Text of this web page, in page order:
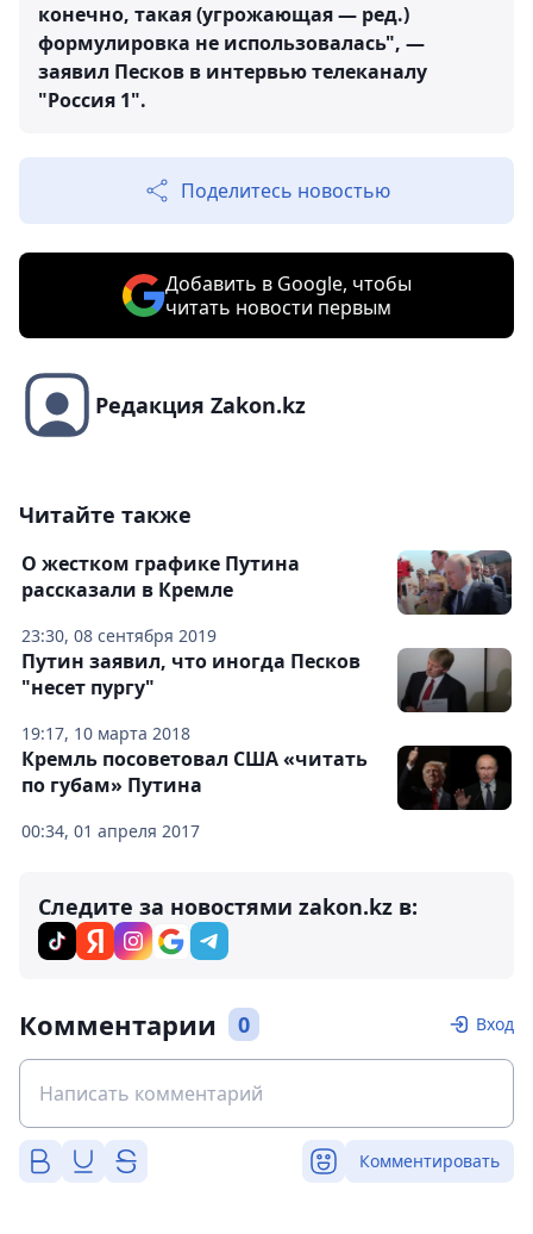
конечно, такая (угрожающая — ред.)
формулировка не использовалась", —
заявил Песков в интервью телеканалу
"Россия 1".
Поделитесь новостью
Добавить в Google, чтобы
читать новости первым
Редакция Zakon.kz
Читайте также
23:30, 08 сентября 2019
О жестком графике Путина
рассказали в Кремле
19:17, 10 марта 2018
Путин заявил, что иногда Песков
"несет пургу"
00:34, 01 апреля 2017
Кремль посоветовал США «читать
по губам» Путина
Следите за новостями zakon.kz в:
Комментарии 0 Вход
Комментировать